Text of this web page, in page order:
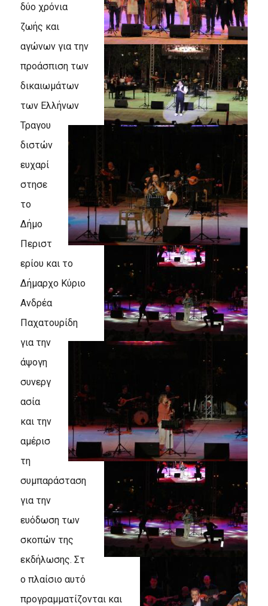
δύο χρόνια
ζωής και
αγώνων για την
προάσπιση των
δικαιωμάτων
των Ελλήνων
Τραγου
διστών
ευχαρί
στησε
το
Δήμο
Περιστ
ερίου και το
Δήμαρχο Κύριο
Ανδρέα
Παχατουρίδη
για την
άψογη
συνεργ
ασία
και την
αμέρισ
τη
συμπαράσταση
για την
ευόδωση των
σκοπών της
εκδήλωσης. Στ
ο πλαίσιο αυτό
προγραμματίζονται και